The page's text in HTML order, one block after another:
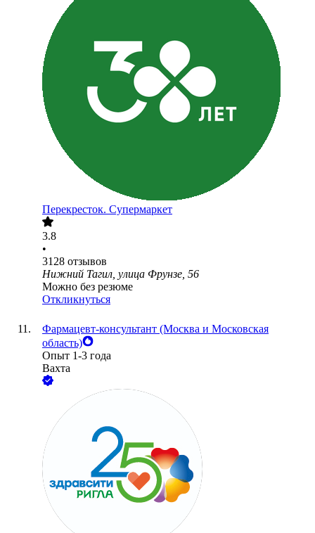
Перекресток. Супермаркет
3.8
•
3128 отзывов
Нижний Тагил, улица Фрунзе, 56
Можно без резюме
Откликнуться
Фармацевт-консультант (Москва и Московская
область)
Опыт 1-3 года
Вахта